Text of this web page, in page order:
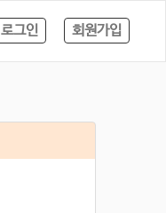
로그인 회원가입